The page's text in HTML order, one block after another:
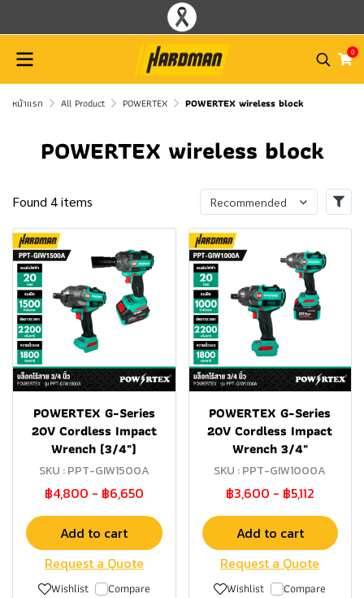
0
หน้าแรก All Product POWERTEX POWERTEX wireless block
POWERTEX wireless block
Found 4 items Recommended
POWERTEX G-Series
20V Cordless Impact
Wrench (3/4")
SKU : PPT-GIW1500A
฿4,800 - ฿6,650
Add to cart
Request a Quote
Wishlist Compare
POWERTEX G-Series
20V Cordless Impact
Wrench 3/4"
SKU : PPT-GIW1000A
฿3,600 - ฿5,112
Add to cart
Request a Quote
Wishlist Compare